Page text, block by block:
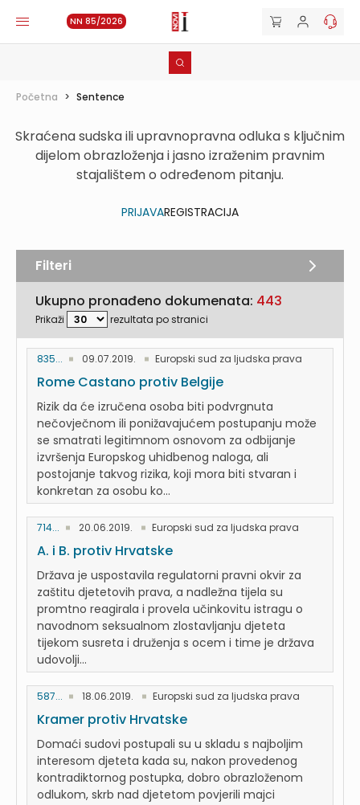
NN 85/2026
Početna > Sentence
Skraćena sudska ili upravnopravna odluka s ključnim
dijelom obrazloženja i jasno izraženim pravnim
stajalištem o određenom pitanju.
PRIJAVAREGISTRACIJA
Ukupno pronađeno dokumenata: 443
Prikaži rezultata po stranici
835... 09.07.2019. Europski sud za ljudska prava
Rome Castano protiv Belgije
Rizik da će izručena osoba biti podvrgnuta
nečovječnom ili ponižavajućem postupanju može
se smatrati legitimnom osnovom za odbijanje
izvršenja Europskog uhidbenog naloga, ali
postojanje takvog rizika, koji mora biti stvaran i
konkretan za osobu ko...
714... 20.06.2019. Europski sud za ljudska prava
A. i B. protiv Hrvatske
Država je uspostavila regulatorni pravni okvir za
zaštitu djetetovih prava, a nadležna tijela su
promtno reagirala i provela učinkovitu istragu o
navodnom seksualnom zlostavljanju djeteta
tijekom susreta i druženja s ocem i time je država
udovolji...
587... 18.06.2019. Europski sud za ljudska prava
Kramer protiv Hrvatske
Domaći sudovi postupali su u skladu s najboljim
interesom djeteta kada su, nakon provedenog
kontradiktornog postupka, dobro obrazloženom
odlukom, skrb nad djetetom povjerili majci
Filteri